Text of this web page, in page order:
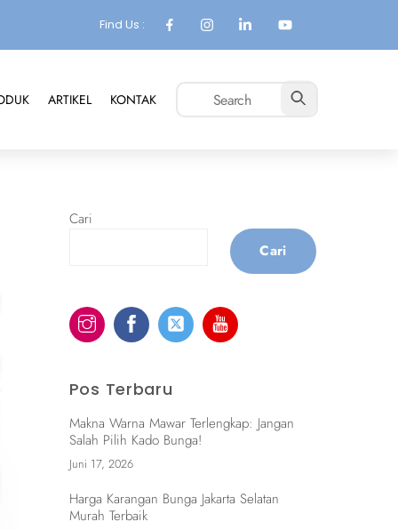
Find Us :
ARTIKEL KONTAK
Cari
Cari
Pos Terbaru
Makna Warna Mawar Terlengkap: Jangan
Salah Pilih Kado Bunga!
Juni 17, 2026
Harga Karangan Bunga Jakarta Selatan
Murah Terbaik